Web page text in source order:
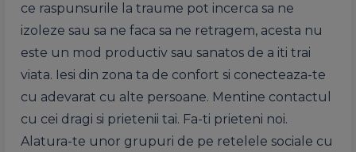
ce raspunsurile la traume pot incerca sa ne
izoleze sau sa ne faca sa ne retragem, acesta nu
este un mod productiv sau sanatos de a iti trai
viata. Iesi din zona ta de confort si conecteaza-te
cu adevarat cu alte persoane. Mentine contactul
cu cei dragi si prietenii tai. Fa-ti prieteni noi.
Alatura-te unor grupuri de pe retelele sociale cu